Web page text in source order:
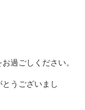
過ごしください。
うございまし